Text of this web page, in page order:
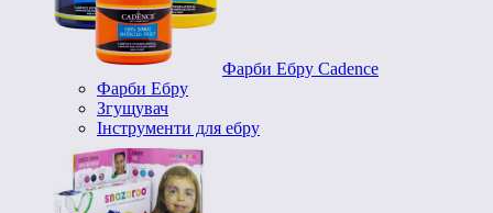
Фарби Ебру Cadence
Фарби Ебру
Згущувач
Інструменти для ебру